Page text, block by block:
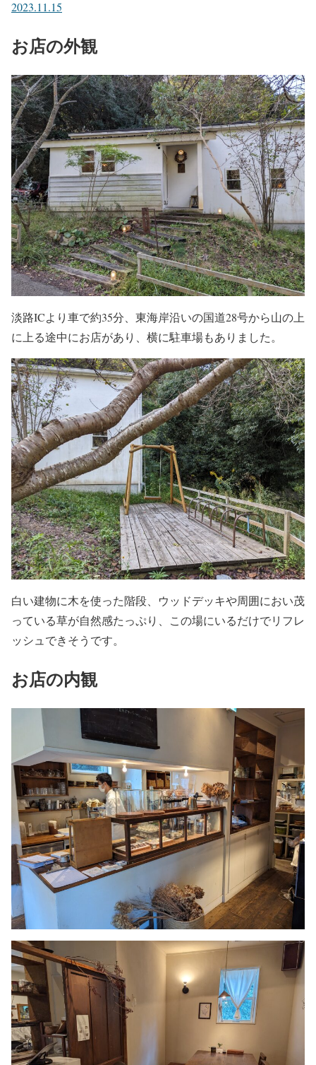
2023.11.15
お店の外観
淡路ICより車で約35分、東海岸沿いの国道28号から山の上
に上る途中にお店があり、横に駐車場もありました。
白い建物に木を使った階段、ウッドデッキや周囲におい茂
っている草が自然感たっぷり、この場にいるだけでリフレ
ッシュできそうです。
お店の内観